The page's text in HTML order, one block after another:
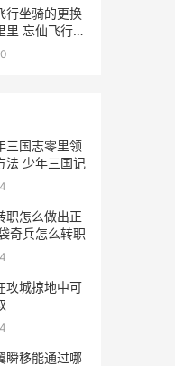
行坐骑的更换
里 忘仙飞行坐
三国志零里领
法 少年三国记
职怎么做出正
奇兵怎么转职
攻城掠地中可
瞬移能通过哪